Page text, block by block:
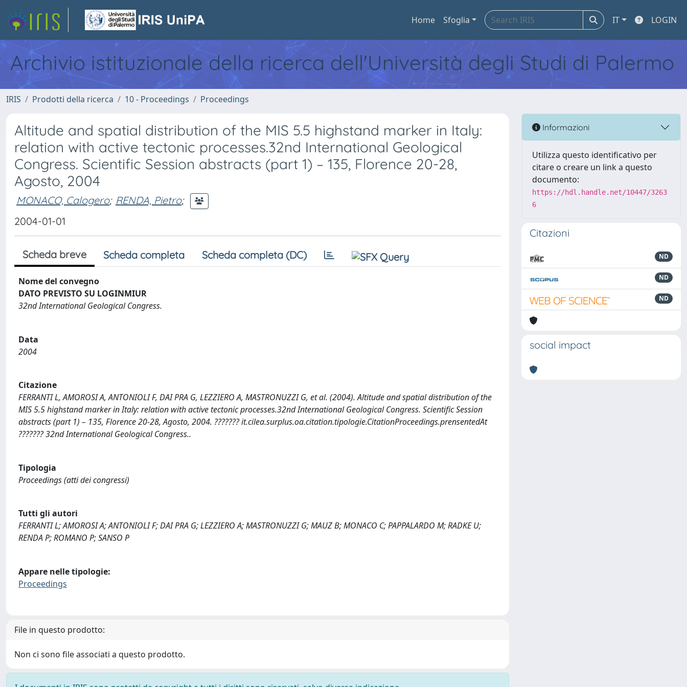
Home Sfoglia IT LOGIN
Archivio istituzionale della ricerca dell'Università degli Studi di Palermo
IRIS Prodotti della ricerca 10 - Proceedings Proceedings
Altitude and spatial distribution of the MIS 5.5 highstand marker in Italy:
relation with active tectonic processes.32nd International Geological
Congress. Scientific Session abstracts (part 1) – 135, Florence 20-28,
Agosto, 2004
MONACO, Calogero; RENDA, Pietro;
2004-01-01
Scheda breve Scheda completa Scheda completa (DC)
Nome del convegno
DATO PREVISTO SU LOGINMIUR
32nd International Geological Congress.
Data
2004
Citazione
FERRANTI L, AMOROSI A, ANTONIOLI F, DAI PRA G, LEZZIERO A, MASTRONUZZI G, et al. (2004). Altitude and spatial distribution of the
MIS 5.5 highstand marker in Italy: relation with active tectonic processes.32nd International Geological Congress. Scientific Session
abstracts (part 1) – 135, Florence 20-28, Agosto, 2004. ??????? it.cilea.surplus.oa.citation.tipologie.CitationProceedings.prensentedAt
??????? 32nd International Geological Congress..
Tipologia
Proceedings (atti dei congressi)
Tutti gli autori
FERRANTI L; AMOROSI A; ANTONIOLI F; DAI PRA G; LEZZIERO A; MASTRONUZZI G; MAUZ B; MONACO C; PAPPALARDO M; RADKE U;
RENDA P; ROMANO P; SANSO P
Appare nelle tipologie:
Proceedings
File in questo prodotto:
Non ci sono file associati a questo prodotto.
Informazioni
Utilizza questo identificativo per
citare o creare un link a questo
documento:
https://hdl.handle.net/10447/3263
6
Citazioni
ND
ND
ND
social impact